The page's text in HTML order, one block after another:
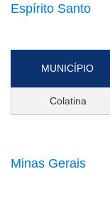
Espírito Santo
MUNICÍPIO
Colatina
Minas Gerais